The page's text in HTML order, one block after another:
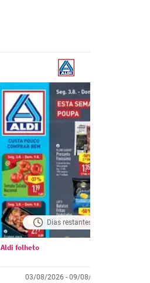
Dias restantes: 4
Aldi folheto
03/08/2026 - 09/08/2026